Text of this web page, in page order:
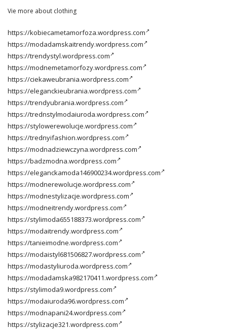
Vie more about clothing
https://kobiecametamorfoza.wordpress.com
https://modadamskaitrendy.wordpress.com
https://trendystyl.wordpress.com
https://modnemetamorfozy.wordpress.com
https://ciekaweubrania.wordpress.com
https://eleganckieubrania.wordpress.com
https://trendyubrania.wordpress.com
https://trednstylmodaiuroda.wordpress.com
https://stylowerewolucje.wordpress.com
https://trednyifashion.wordpress.com
https://modnadziewczyna.wordpress.com
https://badzmodna.wordpress.com
https://eleganckamoda146900234.wordpress.com
https://modnerewolucje.wordpress.com
https://modnestylizacje.wordpress.com
https://modneitrendy.wordpress.com
https://stylimoda655188373.wordpress.com
https://modaitrendy.wordpress.com
https://tanieimodne.wordpress.com
https://modaistyl681506827.wordpress.com
https://modastyliuroda.wordpress.com
https://modadamska982170411.wordpress.com
https://stylimoda9.wordpress.com
https://modaiuroda96.wordpress.com
https://modnapani24.wordpress.com
https://stylizacje321.wordpress.com